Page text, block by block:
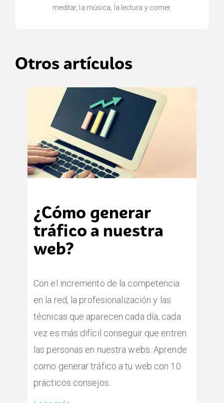
meditar, la música, la lectura y comer.
Otros artículos
¿Cómo generar
tráfico a nuestra
web?
Con el incremento de la competencia
en la red, la profesionalización y las
técnicas que aparecen cada día, cada
vez es más difícil conseguir que entren
las personas en nuestra webs. Aprende
como generar tráfico a tu web con 10
prácticos consejos.